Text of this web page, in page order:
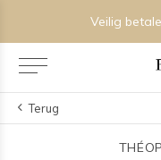
Veilig
Terug